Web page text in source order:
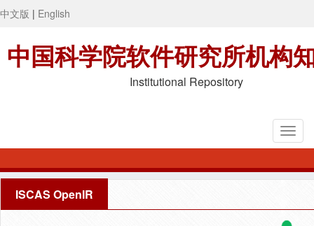
中文版 | English
中国科学院软件研究所机构
Institutional Repository
ISCAS OpenIR